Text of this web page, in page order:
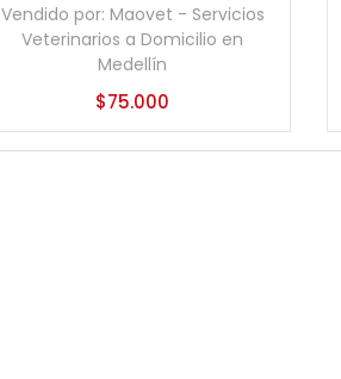
Vendido por: Maovet - Servicios
Veterinarios a Domicilio en
Medellín
$75.000